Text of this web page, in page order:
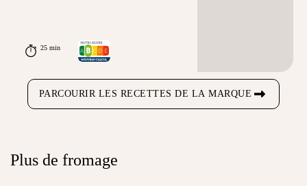
25 min
PARCOURIR LES RECETTES DE LA MARQUE
Plus de fromage